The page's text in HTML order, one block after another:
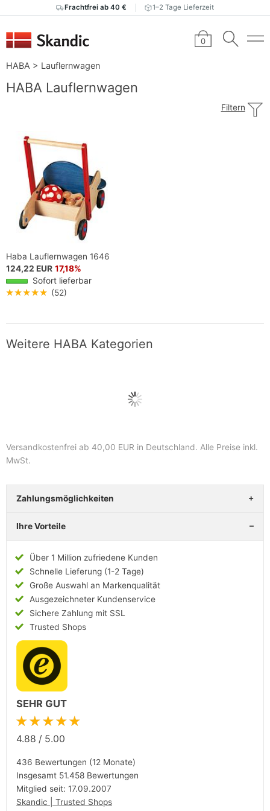
Frachtfrei ab 40 € 1–2 Tage Lieferzeit
0
HABA > Lauflernwagen
HABA Lauflernwagen
Filtern
Haba Lauflernwagen 1646
124,22 EUR 17,18%
Sofort lieferbar
★★★★★ (52)
Weitere HABA Kategorien
Versandkostenfrei ab 40,00 EUR in Deutschland. Alle Preise inkl.
MwSt.
Zahlungsmöglichkeiten
Ihre Vorteile
Über 1 Million zufriedene Kunden
Schnelle Lieferung (1-2 Tage)
Große Auswahl an Markenqualität
Ausgezeichneter Kundenservice
Sichere Zahlung mit SSL
Trusted Shops
SEHR GUT
★★★★★
4.88 / 5.00
436 Bewertungen (12 Monate)
Insgesamt 51.458 Bewertungen
Mitglied seit: 17.09.2007
Skandic | Trusted Shops